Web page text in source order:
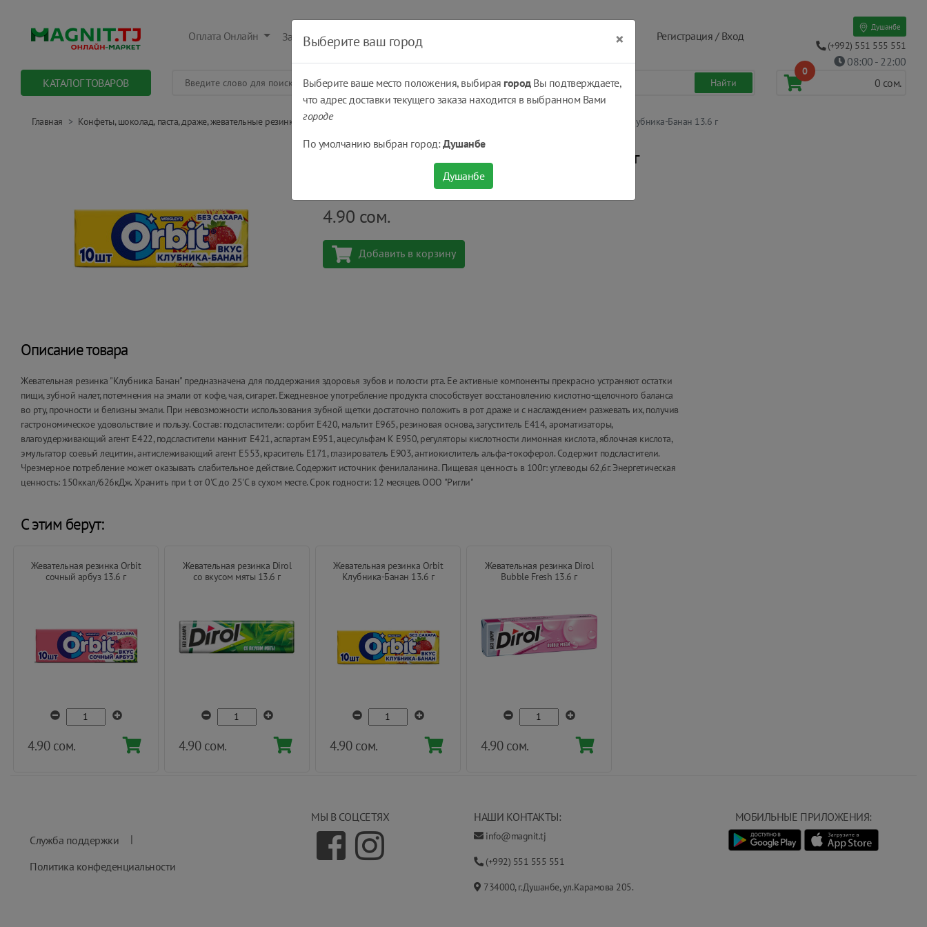
Оплата Онлайн Заказать Оплатить Получить Регистрация / Вход
Душанбе
(+992) 551 555 551
08:00 - 22:00
КАТАЛОГ ТОВАРОВ
0
0 сом.
Главная Конфеты, шоколад, паста, драже, жевательные резинки Жевательные резинки, освежающие конфеты Жевательная резинка Orbit Клубника-Банан 13.6 г
Жевательная резинка Orbit Клубника-Банан 13.6 г
шт
4.90 сом.
Добавить в корзину
Описание товара
Жевательная резинка "Клубника Банан" предназначена для поддержания здоровья зубов и полости рта. Ее активные компоненты прекрасно устраняют остатки
пищи, зубной налет, потемнения на эмали от кофе, чая, сигарет. Ежедневное употребление продукта способствует восстановлению кислотно-щелочного баланса
во рту, прочности и белизны эмали. При невозможности использования зубной щетки достаточно положить в рот драже и с наслаждением разжевать их, получив
гастрономическое удовольствие и пользу. Состав: подсластители: сорбит Е420, мальтит Е965, резиновая основа, загуститель Е414, ароматизаторы,
влагоудерживающий агент Е422, подсластители маннит Е421, аспартам Е951, ацесульфам К Е950, регуляторы кислотности лимонная кислота, яблочная кислота,
эмульгатор соевый лецитин, антислеживающий агент Е553, краситель Е171, глазирователь Е903, антиокислитель альфа-токоферол. Содержит подсластители.
Чрезмерное потребление может оказывать слабительное действие. Содержит источник фенилаланина. Пищевая ценность в 100г: углеводы 62,6г. Энергетическая
ценность: 150ккал/626кДж. Хранить при t от 0'C до 25'C в сухом месте. Срок годности: 12 месяцев. ООО "Ригли"
С этим берут:
Жевательная резинка Orbit
сочный арбуз 13.6 г
4.90 сом.
Жевательная резинка Dirol
со вкусом мяты 13.6 г
4.90 сом.
Жевательная резинка Orbit
Клубника-Банан 13.6 г
4.90 сом.
Жевательная резинка Dirol
Bubble Fresh 13.6 г
4.90 сом.
Служба поддержки
|
Политика конфеденциальности
МЫ В СОЦСЕТЯХ НАШИ КОНТАКТЫ:
info@magnit.tj
(+992) 551 555 551
734000, г.Душанбе, ул.Карамова 205.
МОБИЛЬНЫЕ ПРИЛОЖЕНИЯ:
Выберите ваш город ×
Выберите ваше место положения, выбирая городВы подтверждаете,
что адрес доставки текущего заказа находится в выбранном Вами
городе
По умолчанию выбран город:Душанбе
Душанбе